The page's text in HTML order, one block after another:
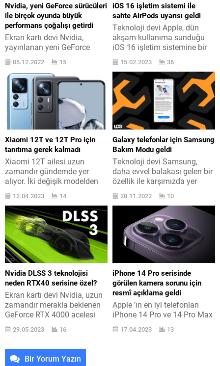
Nvidia, yeni GeForce sürücüleri
ile birçok oyunda büyük
performans çoğalışı getirdi
Ekran kartı devi Nvidia,
yayınlanan yeni GeForce
sürücüleri ile birçok değişik
oyunda büyük performans
çoğalışı getirdi. RTX 4090 için
de bütün geçim getiren
GeForce 522.25 sürücüleri,
yapılan iyileştirmeler ve
optimizasyonlar ile Nvidia
ekran kartlarının birçok yeni
nesil oyunu daha yüksek kare
süratleri ile oynatmasına
imkân tanıyor. Spesifik olarak
DirectX 12...
05.12.2022 15
iOS 16 işletim sistemi ile
sahte AirPods uyarısı geldi
Teknoloji devi Apple, dün
akşam kullanıma sunduğu
iOS 16 işletim sistemine bir
sahte AirPods ihtarı ilave etti.
WWDC22 aktifliğinin en
ehemmiyetli bülteni olan, tüm
ayrıntılarına burada yer
verdiğimiz iOS 16 işletim
sistemi, sayfanın altında
görebileceğiniz dayanaklı
tüm iPhone modelleri için
dün akşam indirilebilir hale
geldi. Genel olarak pozitif
karşılanan işletim sistemi,
daha...
15.02.2023 36
Xiaomi 12T ve 12T Pro için
tanıtıma gerek kalmadı
Xiaomi 12T ailesi uzun
zamandır gündemde yer
alıyor. İki değişik modelden
oluşan aile, büyük sızıntı
sonrasında karşımızda.
Xiaomi 12T ailesi, 12T ve
12T Pro modelleriyle beraber
önümüzdeki günlerde resmi
olarak lanse edilecek. Peki
telefonlar neler sunacak?
Bunu bilmek için resmi
tanıtımı bilave etmeye çok da
gerek kalmadı. Yapılan
Roland Quandt...
12.04.2023 14
Galaxy telefonlar için Samsung
Bakım Modu geldi
Teknoloji devi Samsung,
daha evvel balakası gelen bir
özellik ile karşımızda yer
alıyor. Bugün odak nokta
Samsung Bakım Modu. Tüm
ayrıntılarına burada yer
verdiğimiz Android 13 +
OneUI 5 ’in bir parçası olan
Samsung Bakım Modu
Maintenance Mode,
gerçeğinde bütün olarak yeni
değil ve daha evvel “Repair
Mode / Tamir Modu”...
28.11.2022 10
Nvidia DLSS 3 teknolojisi
neden RTX40 serisine özel?
Ekran kartı devi Nvidia, uzun
zamandır merakla beklenen
GeForce RTX 4000 acelesi
ekran kartları ile DLSS 3
teknolojisini de tanıttı. Nvidia,
“GeForce Beyond” faalliği
kapsamında beklenen yeni
29.05.2023 16
iPhone 14 Pro serisinde
görülen kamera sorunu için
resmî açıklama geldi
Apple ’ın en iyi telefonları
iPhone 14 Pro ve 14 Pro Max
için ortaya çıkan ekipmansal
mesele için resmi bir
17.04.2023 13
Bir Yorum Yazın